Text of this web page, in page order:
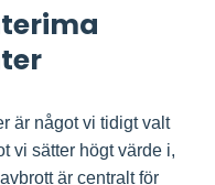
är något vi tidigt valt
vi sätter högt värde i,
är centralt för